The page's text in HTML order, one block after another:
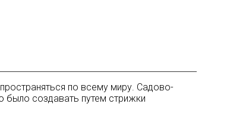
по всему миру. Садово-
было создавать путем стрижки